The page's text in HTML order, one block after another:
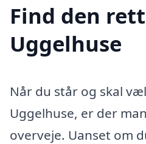
Find den
Uggelhuse
Når du står og skal
Uggelhuse, er der
overveje. Uanset om